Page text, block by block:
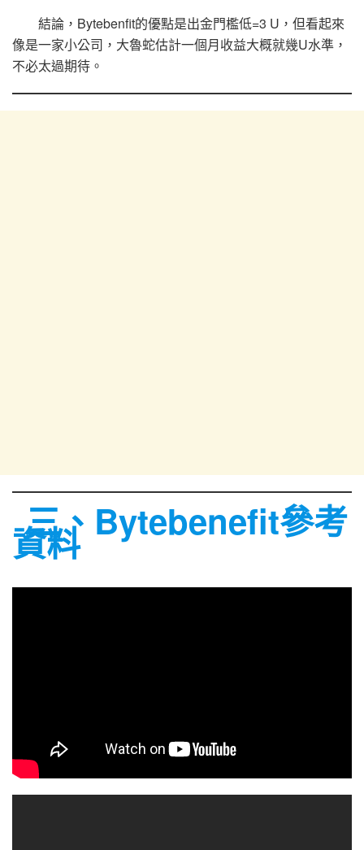
結論，Bytebenfit的優點是出金門檻低=3 U，但看起來
像是一家小公司，大魯蛇估計一個月收益大概就幾U水準，
不必太過期待。
三、Bytebenefit參考
資料